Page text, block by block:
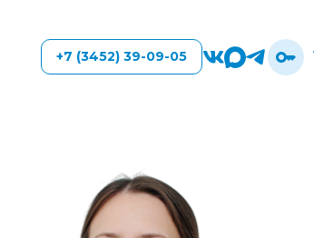
+7 (3452) 39-09-05